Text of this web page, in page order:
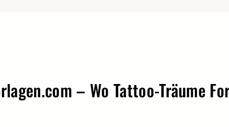
– Wo Tattoo-Träume Form